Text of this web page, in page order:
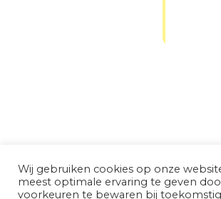
Wij gebruiken cookies op onze
meest optimale ervaring te geven
voorkeuren te bewaren bij